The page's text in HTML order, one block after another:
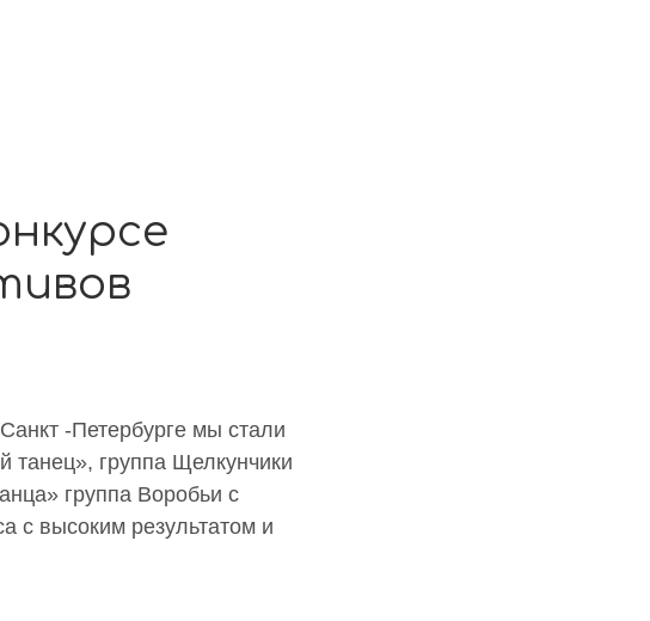
-Петербурге мы стали
танец», группа Щелкунчики
группа Воробьи с
с высоким результатом и